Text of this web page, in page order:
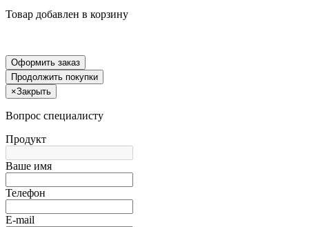
Товар добавлен в корзину
Оформить заказ
Продолжить покупки
×Закрыть
Вопрос специалисту
Продукт
Ваше имя
Телефон
E-mail